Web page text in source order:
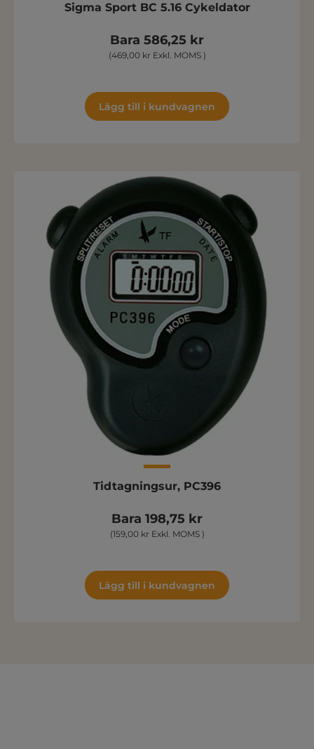
Sigma Sport BC 5.16 Cykeldator
Bara 586,25 kr
(469,00 kr Exkl. MOMS )
Lägg till i kundvagnen
Tidtagningsur, PC396
Bara 198,75 kr
(159,00 kr Exkl. MOMS )
Lägg till i kundvagnen